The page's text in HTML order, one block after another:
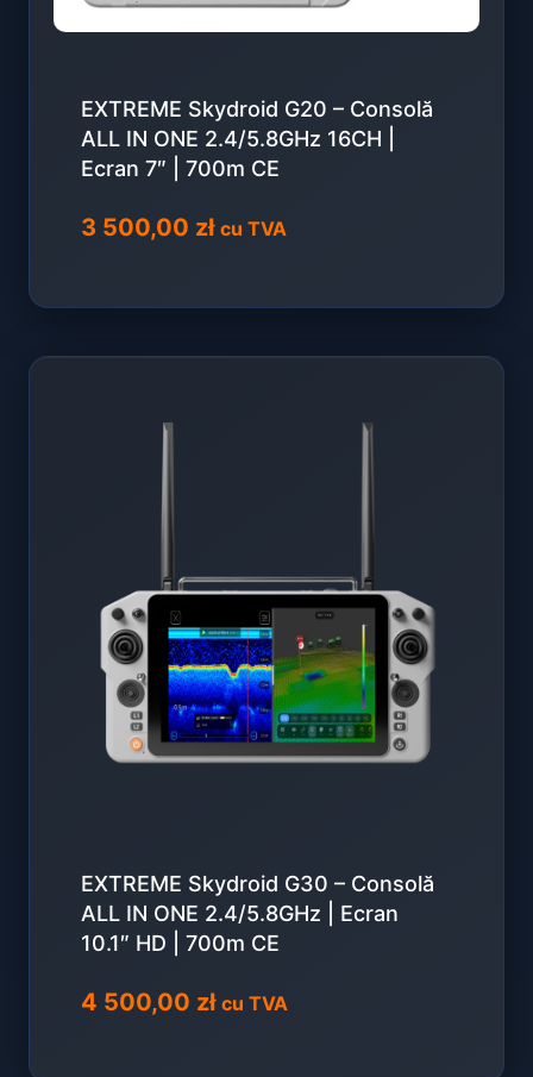
EXTREME Skydroid G20 – Consolă
ALL IN ONE 2.4/5.8GHz 16CH |
Ecran 7″ | 700m CE
3 500,00 zł cu TVA
EXTREME Skydroid G30 – Consolă
ALL IN ONE 2.4/5.8GHz | Ecran
10.1″ HD | 700m CE
4 500,00 zł cu TVA